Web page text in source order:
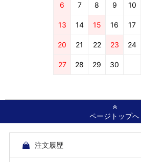
6 7 8 9 10
13 14 15 16 17
20 21 22 23 24
27 28 29 30
ページトップへ
注文履歴